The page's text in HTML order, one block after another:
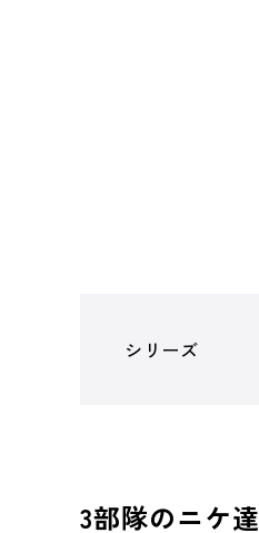
シリーズ
3部隊のニケ